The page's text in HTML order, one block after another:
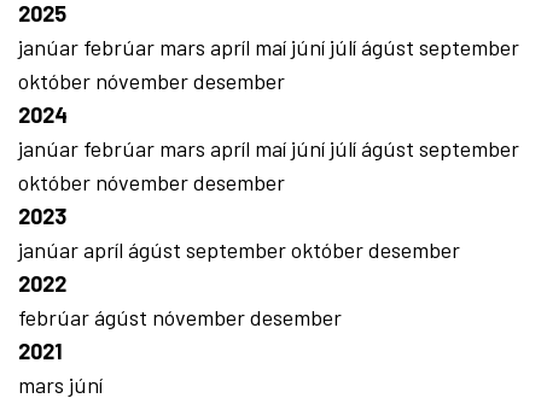
2025
janúar febrúar mars apríl maí júní júlíágúst september
október nóvemberdesember
2024
janúar febrúar mars apríl maí júní júlíágúst september
október nóvemberdesember
2023
janúarapríl ágúst septemberoktóberdesember
2022
febrúarágúst nóvemberdesember
2021
mars júní